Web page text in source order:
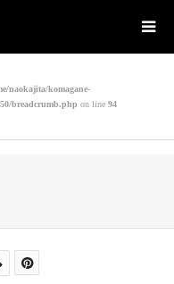
naokajita/komagane-
breadcrumb.php on line 94